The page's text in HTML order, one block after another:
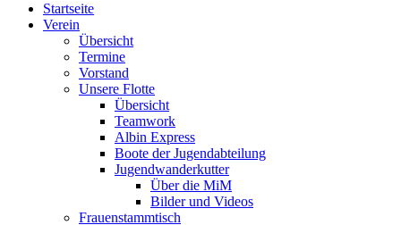
Startseite
Verein
Übersicht
Termine
Vorstand
Unsere Flotte
Übersicht
Teamwork
Albin Express
Boote der Jugendabteilung
Jugendwanderkutter
Über die MiM
Bilder und Videos
Frauenstammtisch